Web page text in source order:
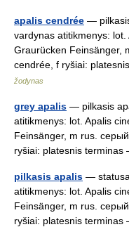
apalis cendrée —
vardynas atitikmenys: lot.
Graurücken Feinsänger,
cendrée, f ryšiai:
žodynas
grey apalis — pilkasis
atitikmenys: lot. Apalis
Feinsänger, m rus.
ryšiai: platesnis
pilkasis apalis —
atitikmenys: lot. Apalis
Feinsänger, m rus.
ryšiai: platesnis